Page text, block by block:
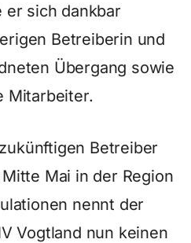
er sich dankbar
Betreiberin und
Übergang sowie
Mitarbeiter.
Betreiber
Mai in der Region
nennt der
Vogtland nun keinen